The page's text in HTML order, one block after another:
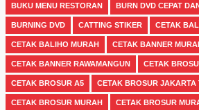
BUKU MENU RESTORAN BURN DVD CEPAT
BURNING DVD CATTING STIKER CETAK
CETAK BALIHO MURAH CETAK BANNER
CETAK BANNER RAWAMANGUN CETAK
CETAK BROSUR A5 CETAK BROSUR JAKARTA
CETAK BROSUR MURAH CETAK BROSUR